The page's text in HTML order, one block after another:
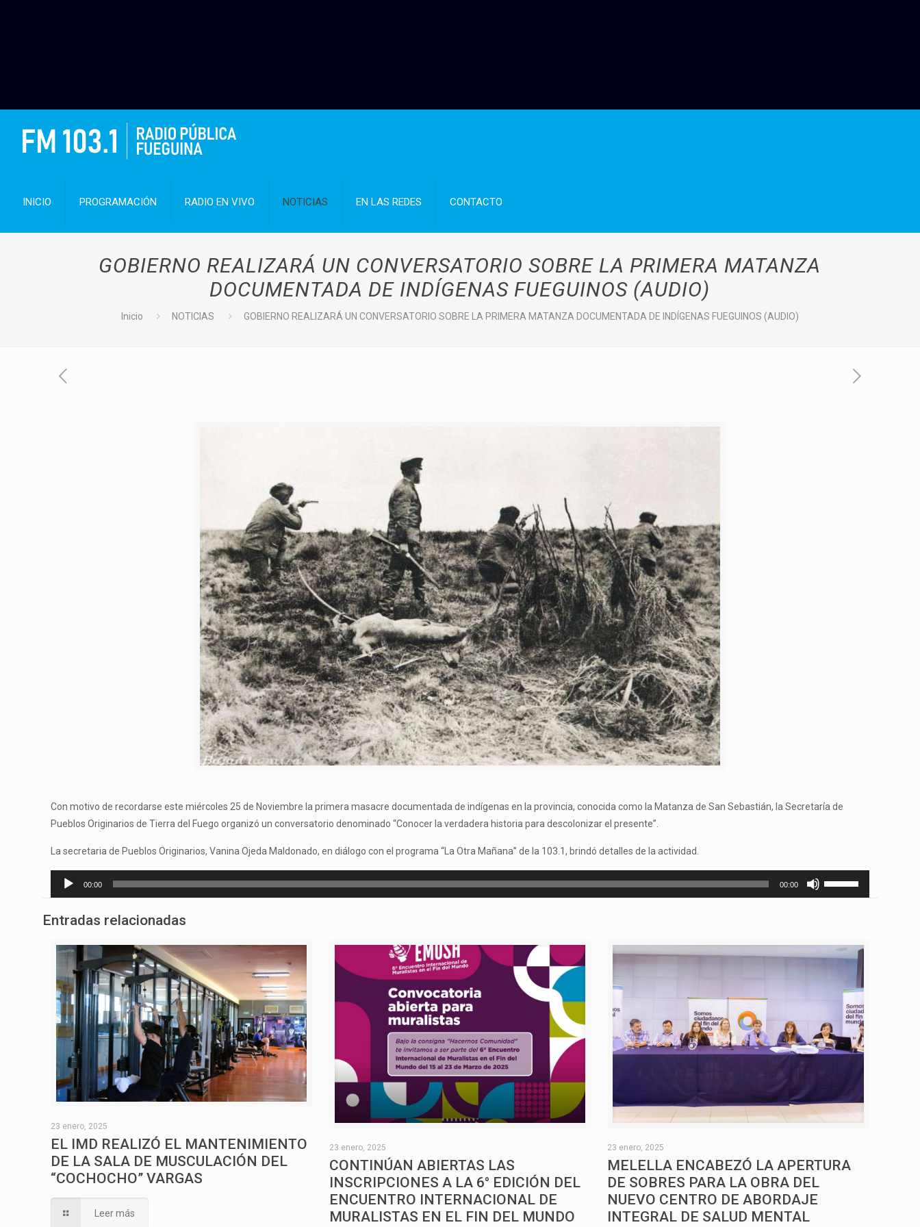
INICIO PROGRAMACIÓN RADIO EN VIVO NOTICIAS EN LAS REDES CONTACTO
GOBIERNO REALIZARÁ UN CONVERSATORIO SOBRE LA PRIMERA MATANZA
DOCUMENTADA DE INDÍGENAS FUEGUINOS (AUDIO)
Inicio NOTICIAS GOBIERNO REALIZARÁ UN CONVERSATORIO SOBRE LA PRIMERA MATANZA DOCUMENTADA DE INDÍGENAS FUEGUINOS (AUDIO)
Con motivo de recordarse este miércoles 25 de Noviembre la primera masacre documentada de indígenas en la provincia, conocida como la Matanza de San Sebastián, la Secretaría de
Pueblos Originarios de Tierra del Fuego organizó un conversatorio denominado “Conocer la verdadera historia para descolonizar el presente”.
La secretaria de Pueblos Originarios, Vanina Ojeda Maldonado, en diálogo con el programa “La Otra Mañana” de la 103.1, brindó detalles de la actividad.
Reproductor
00:00 00:00
flecha
arriba/abajo
disminuir
el
Entradas relacionadas
23 enero, 2025
EL IMD REALIZÓ EL MANTENIMIENTO
DE LA SALA DE MUSCULACIÓN DEL
“COCHOCHO” VARGAS
Leer más
23 enero, 2025
CONTINÚAN ABIERTAS LAS
INSCRIPCIONES A LA 6° EDICIÓN DEL
ENCUENTRO INTERNACIONAL DE
MURALISTAS EN EL FIN DEL MUNDO
23 enero, 2025
MELELLA ENCABEZÓ LA APERTURA
DE SOBRES PARA LA OBRA DEL
NUEVO CENTRO DE ABORDAJE
INTEGRAL DE SALUD MENTAL